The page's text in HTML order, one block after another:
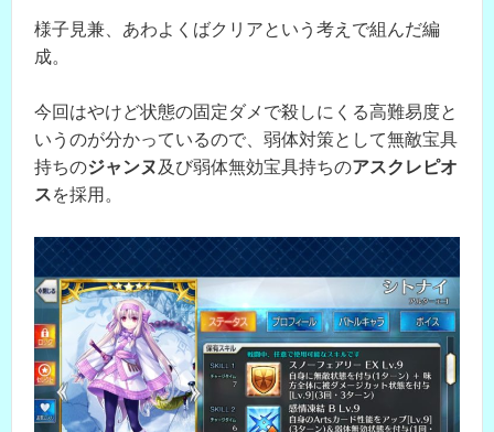
様子見兼、あわよくばクリアという考えで組んだ編
成。
今回はやけど状態の固定ダメで殺しにくる高難易度と
いうのが分かっているので、弱体対策として無敵宝具
持ちのジャンヌ 及び弱体無効宝具持ちのアスクレピオ
スを採用。